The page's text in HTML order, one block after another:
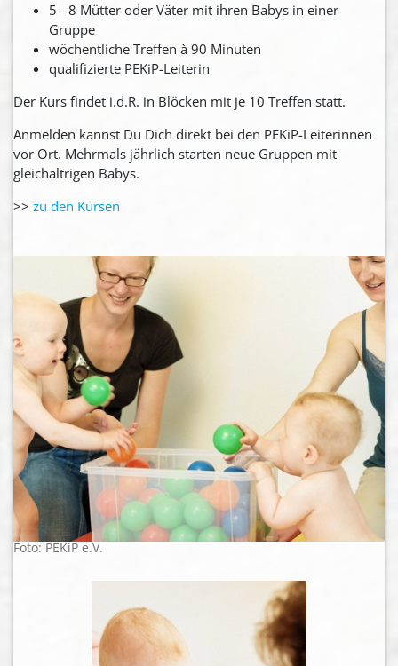
5 - 8 Mütter oder Väter mit ihren Babys in einer
Gruppe
wöchentliche Treffen à 90 Minuten
qualifizierte PEKiP-Leiterin
Der Kurs findet i.d.R. in Blöcken mit je 10 Treffen statt.
Anmelden kannst Du Dich direkt bei den PEKiP-Leiterinnen
vor Ort. Mehrmals jährlich starten neue Gruppen mit
gleichaltrigen Babys.
>> zu den Kursen
Foto: PEKiP e.V.